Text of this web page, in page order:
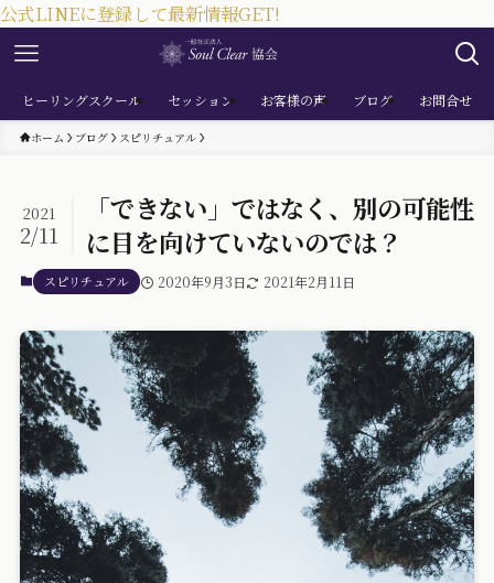
公式LINEに登録して最新情報GET!
ヒーリングスクール セッション お客様の声 ブログ お問合せ
ホーム ブログ スピリチュアル
「できない」ではなく、別の可能性
に目を向けていないのでは？
2021
2/11
スピリチュアル 2020年9月3日 2021年2月11日